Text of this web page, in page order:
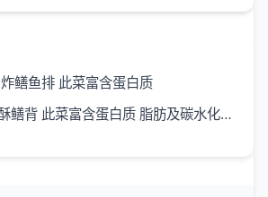
炸鳝鱼排 此菜富含蛋白质
卤酥鳝背 此菜富含蛋白质 脂肪及碳水化合物